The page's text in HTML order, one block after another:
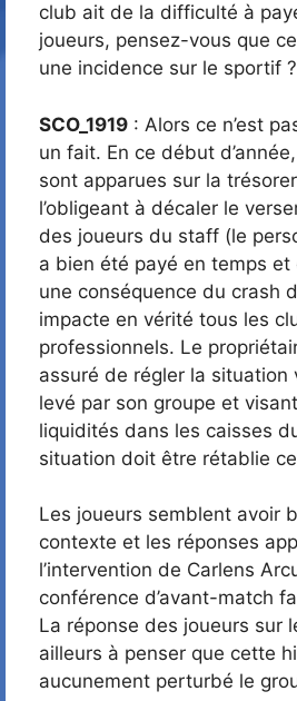
club ait de la difficulté à
joueurs, pensez-vous que
une incidence sur le sportif ?
SCO_1919 : Alors ce n’est
un fait. En ce début
sont apparues sur la
l’obligeant à décaler le
des joueurs du staff (le
a bien été payé en temps et
une conséquence du crash
impacte en vérité tous les
professionnels. Le
assuré de régler la situation
levé par son groupe et
liquidités dans les caisses
situation doit être rétablie
Les joueurs semblent avoir
contexte et les réponses
l’intervention de Carlens
conférence d’avant-match
La réponse des joueurs sur
ailleurs à penser que cette
aucunement perturbé le